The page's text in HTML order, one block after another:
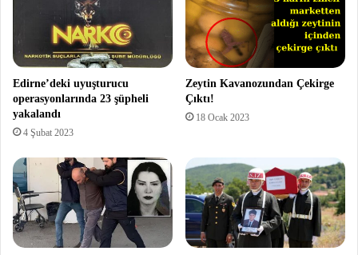
Edirne’deki uyuşturucu
operasyonlarında 23 şüpheli
yakalandı
4 Şubat 2023
Zeytin Kavanozundan Çekirge
Çıktı!
18 Ocak 2023